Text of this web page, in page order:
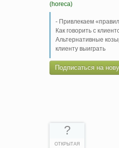
(horeca)
- Привлекаем
Как говорить с
Альтернативные
клиенту выиграть
Подписаться на
?
ОТКРЫТАЯ